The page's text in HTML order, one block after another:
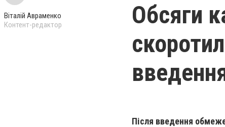
Віталій Авраменко
Контент-редактор
Обсяги
Після введення